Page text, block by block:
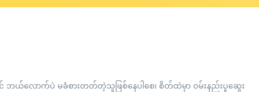
ဘယ်လောက်ပဲ မခံစားတတ်တဲ့သူဖြစ်နေပါစေ၊ စိတ်ထဲမှာ ဝမ်းနည်းပူဆွေး